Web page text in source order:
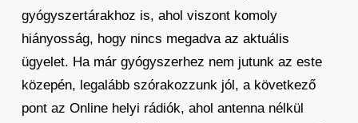
gyógyszertárakhoz is, ahol viszont komoly
hiányosság, hogy nincs megadva az aktuális
ügyelet. Ha már gyógyszerhez nem jutunk az este
közepén, legalább szórakozzunk jól, a következő
pont az Online helyi rádiók, ahol antenna nélkül